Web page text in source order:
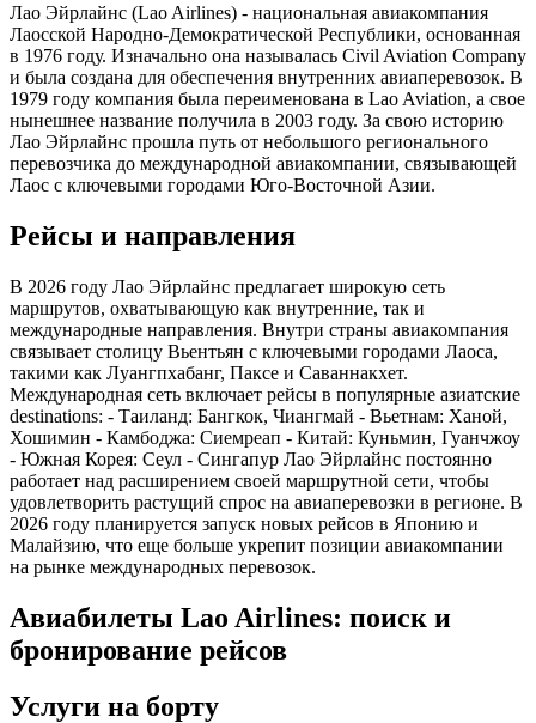
Лао Эйрлайнс (Lao Airlines) - национальная авиакомпания
Лаосской Народно-Демократической Республики, основанная
в 1976 году. Изначально она называлась Civil Aviation Company
и была создана для обеспечения внутренних авиаперевозок. В
1979 году компания была переименована в Lao Aviation, а свое
нынешнее название получила в 2003 году. За свою историю
Лао Эйрлайнс прошла путь от небольшого регионального
перевозчика до международной авиакомпании, связывающей
Лаос с ключевыми городами Юго-Восточной Азии.
Рейсы и направления
В 2026 году Лао Эйрлайнс предлагает широкую сеть
маршрутов, охватывающую как внутренние, так и
международные направления. Внутри страны авиакомпания
связывает столицу Вьентьян с ключевыми городами Лаоса,
такими как Луангпхабанг, Паксе и Саваннакхет.
Международная сеть включает рейсы в популярные азиатские
destinations: - Таиланд: Бангкок, Чиангмай - Вьетнам: Ханой,
Хошимин - Камбоджа: Сиемреап - Китай: Куньмин, Гуанчжоу
- Южная Корея: Сеул - Сингапур Лао Эйрлайнс постоянно
работает над расширением своей маршрутной сети, чтобы
удовлетворить растущий спрос на авиаперевозки в регионе. В
2026 году планируется запуск новых рейсов в Японию и
Малайзию, что еще больше укрепит позиции авиакомпании
на рынке международных перевозок.
Авиабилеты Lao Airlines: поиск и
бронирование рейсов
Услуги на борту